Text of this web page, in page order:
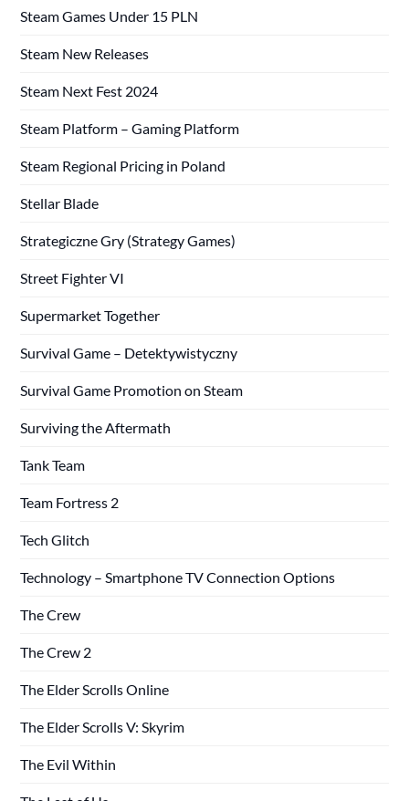
Steam Games Under 15 PLN
Steam New Releases
Steam Next Fest 2024
Steam Platform – Gaming Platform
Steam Regional Pricing in Poland
Stellar Blade
Strategiczne Gry (Strategy Games)
Street Fighter VI
Supermarket Together
Survival Game – Detektywistyczny
Survival Game Promotion on Steam
Surviving the Aftermath
Tank Team
Team Fortress 2
Tech Glitch
Technology – Smartphone TV Connection Options
The Crew
The Crew 2
The Elder Scrolls Online
The Elder Scrolls V: Skyrim
The Evil Within